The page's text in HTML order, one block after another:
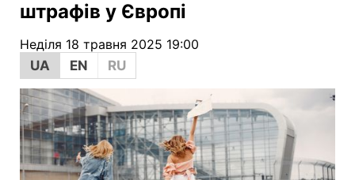
штрафів у Європі
Неділя 18 травня 2025 19:00
UA
EN RU